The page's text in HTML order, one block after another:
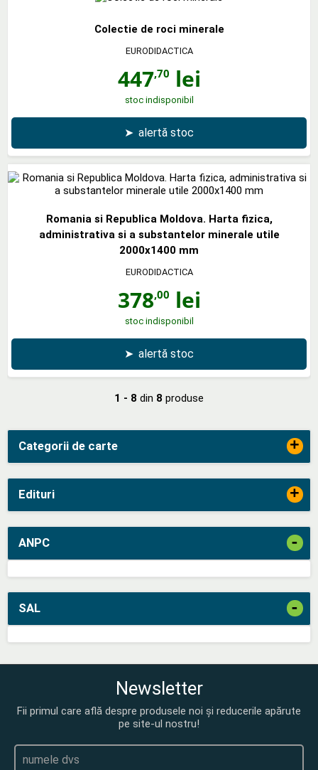
Categorii de carte +
Edituri +
ANPC -
SAL -
Colectie de roci minerale
EURODIDACTICA
447,70 lei
stoc indisponibil
➤ alertă stoc
Romania si Republica Moldova. Harta fizica,
administrativa si a substantelor minerale utile
2000x1400 mm
EURODIDACTICA
378,00 lei
stoc indisponibil
➤ alertă stoc
1 - 8 din 8 produse
Newsletter
Fii primul care află despre produsele noi și reducerile apărute
pe site-ul nostru!